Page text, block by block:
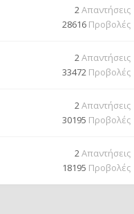
2Απαντήσεις
28616 Προβολές
2Απαντήσεις
33472 Προβολές
2Απαντήσεις
30195 Προβολές
2Απαντήσεις
18195 Προβολές